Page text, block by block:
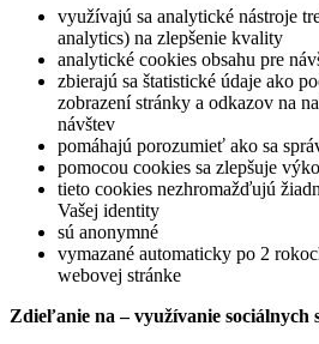
využívajú sa analytické nástroje
analytics) na zlepšenie kvality
analytické cookies obsahu pre
zbierajú sa štatistické údaje ako
zobrazení stránky a odkazov na
návštev
pomáhajú porozumieť ako sa
pomocou cookies sa zlepšuje
tieto cookies nezhromažďujú
Vašej identity
sú anonymné
vymazané automaticky po 2
webovej stránke
Zdieľanie na – využívanie sociálnych